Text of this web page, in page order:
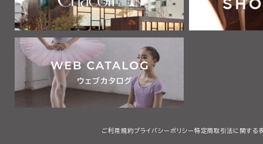
ご利用規約プライバシーポリシー 特定商取引法に関する